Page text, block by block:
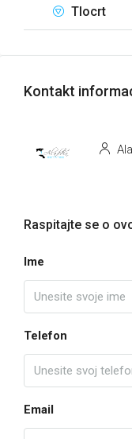
Tlocrt
Kontakt
Raspitajte se o
Ime
Telefon
Email